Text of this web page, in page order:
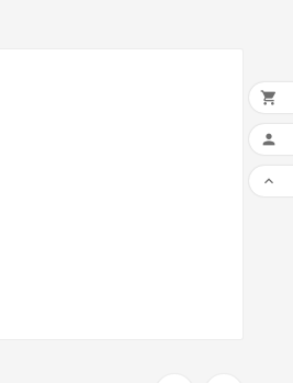


